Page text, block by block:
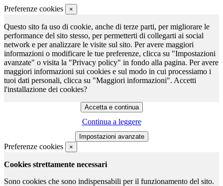
Preferenze cookies ×
Questo sito fa uso di cookie, anche di terze parti, per migliorare le
performance del sito stesso, per permetterti di collegarti ai social
network e per analizzare le visite sul sito. Per avere maggiori
informazioni o modificare le tue preferenze, clicca su "Impostazioni
avanzate" o visita la "Privacy policy" in fondo alla pagina. Per avere
maggiori informazioni sui cookies e sul modo in cui processiamo i
tuoi dati personali, clicca su "Maggiori informazioni". Accetti
l'installazione dei cookies?
Continua a leggere
Preferenze cookies ×
Cookies strettamente necessari
Sono cookies che sono indispensabili per il funzionamento del sito.